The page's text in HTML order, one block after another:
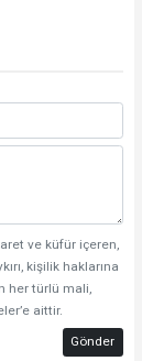
ve küfür içeren,
kişilik haklarına
her türlü mali,
aittir.
Gönder